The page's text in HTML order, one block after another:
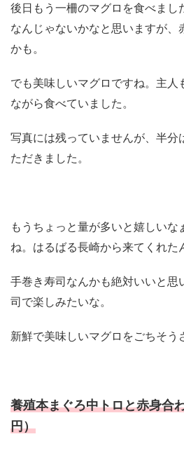
後日もう一柵のマグロを食べまし
なんじゃないかなと思いますが、
かも。
でも美味しいマグロですね。主人
ながら食べていました。
写真には残っていませんが、半分
ただきました。
もうちょっと量が多いと嬉しい
ね。はるばる長崎から来てくれた
手巻き寿司なんかも絶対いいと思
司で楽しみたいな。
新鮮で美味しいマグロをごちそう
養殖本まぐろ中トロと赤身合
円）